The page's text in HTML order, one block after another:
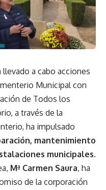
llevado a cabo acciones
Municipal con
de Todos los
a través de la
ha impulsado
mantenimiento
municipales.
Mª Carmen Saura, ha
de la corporación